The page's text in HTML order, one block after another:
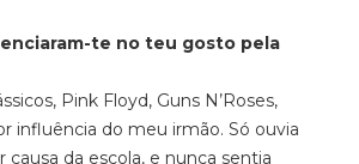
te no teu gosto pela
Pink Floyd, Guns N’Roses,
influência do meu irmão. Só ouvia
causa da escola, e nunca sentia